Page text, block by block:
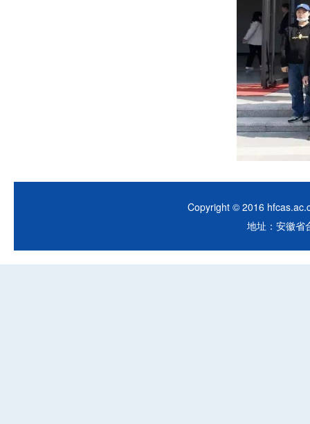
Copyright © 2016
地址：安徽省